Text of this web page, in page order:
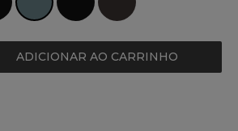
ADICIONAR AO CARRINHO